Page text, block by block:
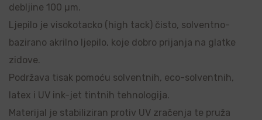
debljine 100 µm.
Ljepilo je visokotacko (high tack) čisto, solventno-
bazirano akrilno ljepilo, koje dobro prijanja na glatke
zidove.
Podržava tisak pomoću solventnih, eco-solventnih,
latex i UV ink-jet tintnih tehnologija.
Materijal je stabiliziran protiv UV zračenja te pruža